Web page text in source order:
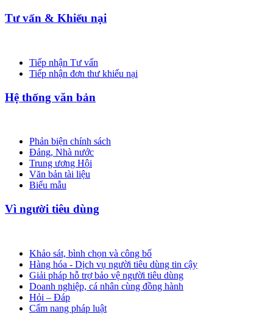
Tư vấn & Khiếu nại
Tiếp nhận Tư vấn
Tiếp nhận đơn thư khiếu nại
Hệ thống văn bản
Phản biện chính sách
Đảng, Nhà nước
Trung ương Hội
Văn bản tài liệu
Biểu mẫu
Vì người tiêu dùng
Khảo sát, bình chọn và công bố
Hàng hóa - Dịch vụ người tiêu dùng tin cậy
Giải pháp hỗ trợ bảo vệ người tiêu dùng
Doanh nghiệp, cá nhân cùng đồng hành
Hỏi – Đáp
Cẩm nang pháp luật